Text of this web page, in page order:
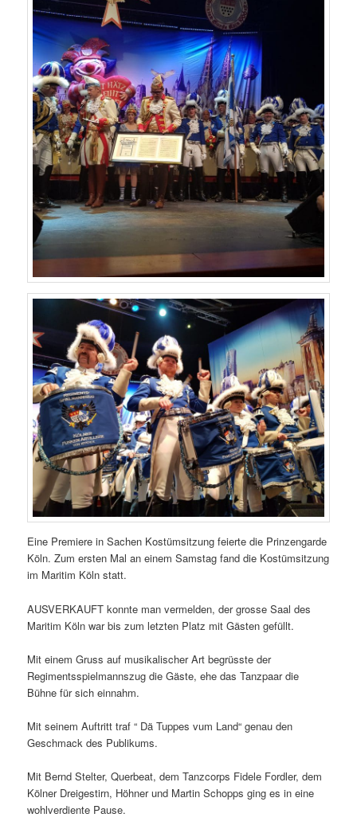
Eine Premiere in Sachen Kostümsitzung feierte die Prinzengarde
Köln. Zum ersten Mal an einem Samstag fand die Kostümsitzung
im Maritim Köln statt.
AUSVERKAUFT konnte man vermelden, der grosse Saal des
Maritim Köln war bis zum letzten Platz mit Gästen gefüllt.
Mit einem Gruss auf musikalischer Art begrüsste der
Regimentsspielmannszug die Gäste, ehe das Tanzpaar die
Bühne für sich einnahm.
Mit seinem Auftritt traf “ Dä Tuppes vum Land“ genau den
Geschmack des Publikums.
Mit Bernd Stelter, Querbeat, dem Tanzcorps Fidele Fordler, dem
Kölner Dreigestirn, Höhner und Martin Schopps ging es in eine
wohlverdiente Pause.